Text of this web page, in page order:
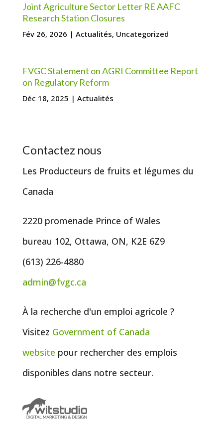
Joint Agriculture Sector Letter RE AAFC
Research Station Closures
Fév 26, 2026 | Actualités, Uncategorized
FVGC Statement on AGRI Committee Report
on Regulatory Reform
Déc 18, 2025 | Actualités
Contactez nous
Les Producteurs de fruits et légumes du
Canada
2220 promenade Prince of Wales
bureau 102, Ottawa, ON, K2E 6Z9
(613) 226-4880
admin@fvgc.ca
À la recherche d'un emploi agricole ?
Visitez Government of Canada
website pour rechercher des emplois
disponibles dans notre secteur.